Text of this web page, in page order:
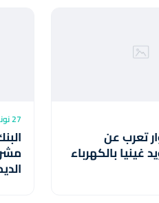
تعرب عن
غينيا بالكهرباء
27 نونبر 2021